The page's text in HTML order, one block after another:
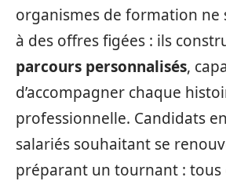
organismes de formation ne
à des offres figées : ils
parcours personnalisés,
d’accompagner chaque
professionnelle. Candidats
salariés souhaitant se
préparant un tournant : tous